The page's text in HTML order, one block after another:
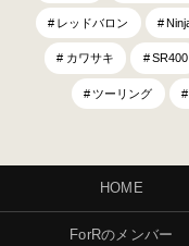
レッドバロン
カワサキ SR400
ツーリング
HOME
ForRのメンバー